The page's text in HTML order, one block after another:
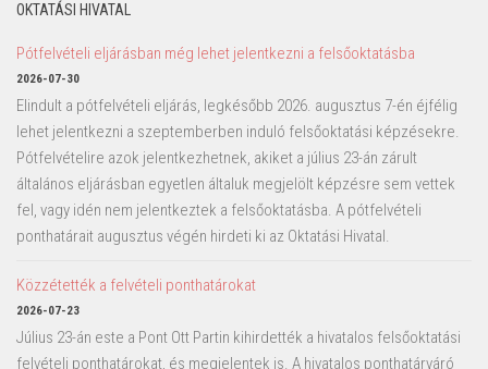
OKTATÁSI HIVATAL
Pótfelvételi eljárásban még lehet jelentkezni a felsőoktatásba
2026-07-30
Elindult a pótfelvételi eljárás, legkésőbb 2026. augusztus 7-én éjfélig
lehet jelentkezni a szeptemberben induló felsőoktatási képzésekre.
Pótfelvételire azok jelentkezhetnek, akiket a július 23-án zárult
általános eljárásban egyetlen általuk megjelölt képzésre sem vettek
fel, vagy idén nem jelentkeztek a felsőoktatásba. A pótfelvételi
ponthatárait augusztus végén hirdeti ki az Oktatási Hivatal.
Közzétették a felvételi ponthatárokat
2026-07-23
Július 23-án este a Pont Ott Partin kihirdették a hivatalos felsőoktatási
felvételi ponthatárokat, és megjelentek is. A hivatalos ponthatárváró